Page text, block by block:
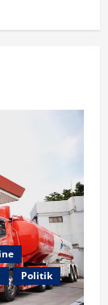
Politik